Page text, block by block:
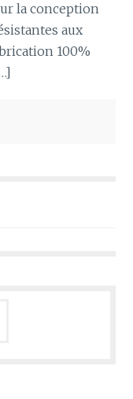
la conception
aux
100%